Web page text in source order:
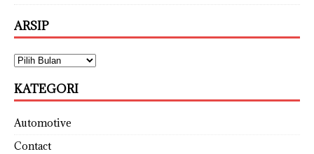
ARSIP
KATEGORI
Automotive
Contact